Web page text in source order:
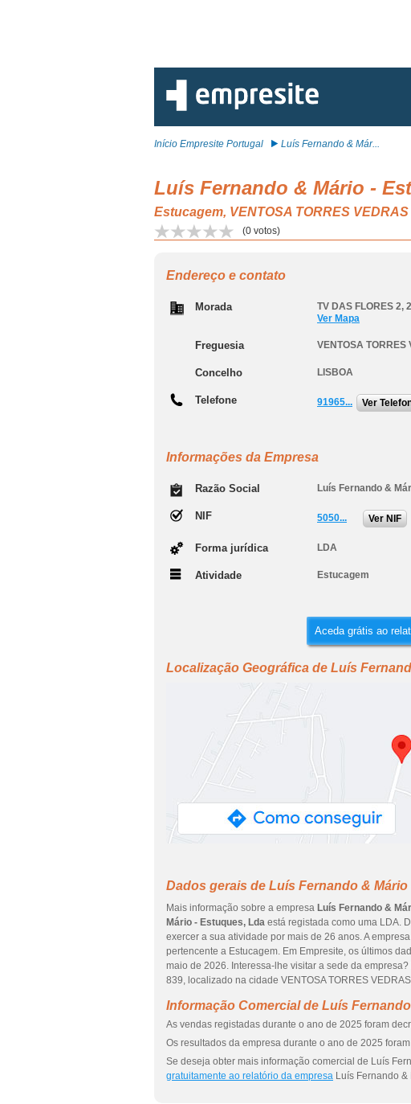
Início Empresite Portugal Luís Fernando & Már...
Luís Fernando & Mário -
Estucagem, VENTOSA TORRES VEDRAS
(0 votos)
Endereço e contato
Morada TV DAS FLORES 2,
Ver Mapa
Freguesia VENTOSA TORRES
Concelho LISBOA
Telefone 91965... Ver
Informações da Empresa
Razão Social Luís Fernando &
NIF 5050... Ver NIF
Forma jurídica LDA
Atividade Estucagem
Aceda grátis ao
Localização Geográfica de Luís
Dados gerais de Luís Fernando &
Mais informação sobre a empresa Luís Fernando &
Mário - Estuques, Lda está registada como uma LDA.
exercer a sua atividade por mais de 26 anos. A
pertencente a Estucagem. Em Empresite, os últimos
maio de 2026. Interessa-lhe visitar a sede da
839, localizado na cidade VENTOSA TORRES
Informação Comercial de Luís
As vendas registadas durante o ano de 2025 foram
Os resultados da empresa durante o ano de 2025
Se deseja obter mais informação comercial de Luís
gratuitamente ao relatório da empresa Luís Fernando